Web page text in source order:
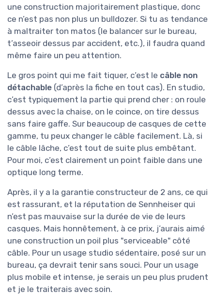
une construction majoritairement plastique, donc
ce n’est pas non plus un bulldozer. Si tu as tendance
à maltraiter ton matos (le balancer sur le bureau,
t’asseoir dessus par accident, etc.), il faudra quand
même faire un peu attention.
Le gros point qui me fait tiquer, c’est le câble non
détachable (d’après la fiche en tout cas). En studio,
c’est typiquement la partie qui prend cher : on roule
dessus avec la chaise, on le coince, on tire dessus
sans faire gaffe. Sur beaucoup de casques de cette
gamme, tu peux changer le câble facilement. Là, si
le câble lâche, c’est tout de suite plus embêtant.
Pour moi, c’est clairement un point faible dans une
optique long terme.
Après, il y a la garantie constructeur de 2 ans, ce qui
est rassurant, et la réputation de Sennheiser qui
n’est pas mauvaise sur la durée de vie de leurs
casques. Mais honnêtement, à ce prix, j’aurais aimé
une construction un poil plus "serviceable" côté
câble. Pour un usage studio sédentaire, posé sur un
bureau, ça devrait tenir sans souci. Pour un usage
plus mobile et intense, je serais un peu plus prudent
et je le traiterais avec soin.